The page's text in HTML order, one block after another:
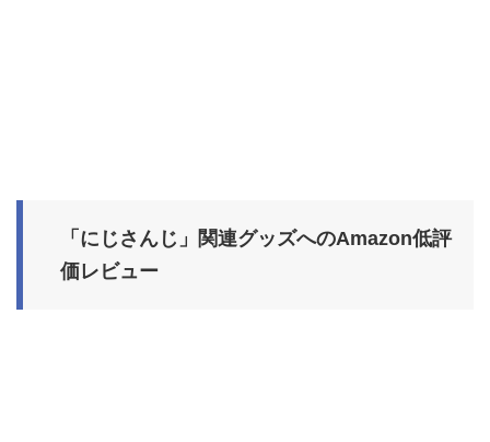
「にじさんじ」関連グッズへのAmazon低評
価レビュー